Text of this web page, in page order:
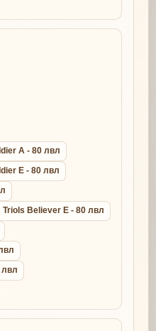
A - 80 лвл
E - 80 лвл
Triols Believer E - 80 лвл
лвл